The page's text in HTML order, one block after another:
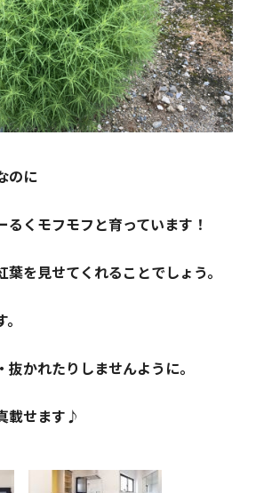
のに
くモフモフと育っています！
を見せてくれることでしょう。
かれたりしませんように。
載せます♪